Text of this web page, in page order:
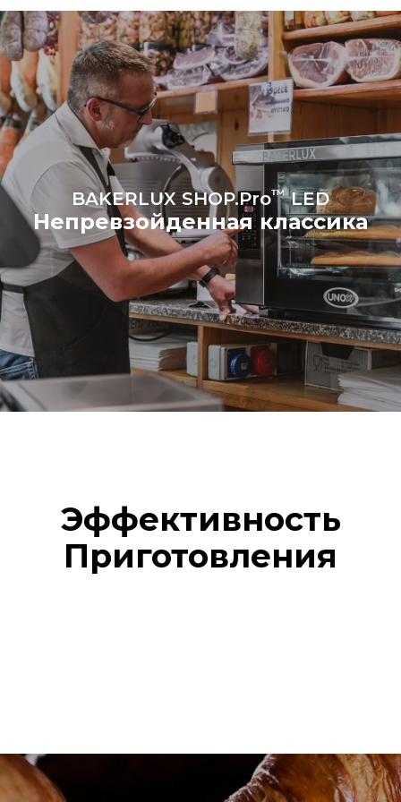
Косвенные выбросы
зависят от
энергетического микса
сети, к которой она
подключена; последние
могут быть устранены
путем выбора покупки
энергии, производимой из
возобновляемых
источников.Greenhouse
Gas Protocol
BAKERLUX SHOP.Pro™LED
Непревзойденная классика
Эффективность
Приготовления